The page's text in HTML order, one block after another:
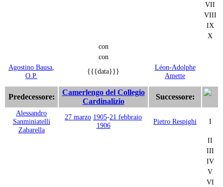
VII
VIII
IX
X
con
con
Agostino Bausa
O.P.
{{{data}}}
Léon-Adolphe
Amette
Predecessore:
Camerlengo del Collegio
Cardinalizio
Successore:
Alessandro
Sanminiatelli
Zabarella
27 marzo 1905-21 febbraio
1906
Pietro Respighi I
II
III
IV
V
VI